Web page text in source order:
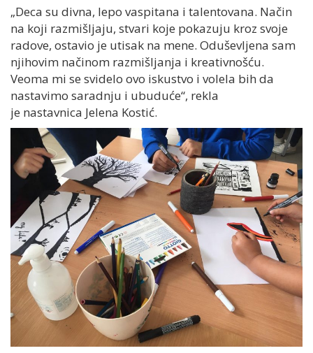
„Deca su divna, lepo vaspitana i talentovana. Način
na koji razmišljaju, stvari koje pokazuju kroz svoje
radove, ostavio je utisak na mene. Oduševljena sam
njihovim načinom razmišljanja i kreativnošću.
Veoma mi se svidelo ovo iskustvo i volela bih da
nastavimo saradnju i ubuduće“, rekla
je nastavnica Jelena Kostić.